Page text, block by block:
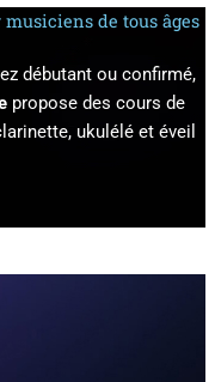
de tous âges
débutant ou confirmé,
propose des cours de
ukulélé et éveil